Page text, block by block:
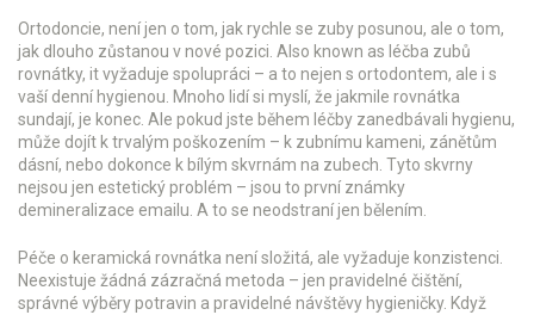
Ortodoncie, není jen o tom, jak rychle se zuby posunou, ale o tom,
jak dlouho zůstanou v nové pozici . Also known as léčba zubů
rovnátky, itvyžaduje spolupráci – a to nejen s ortodontem, ale i s
vaší denní hygienou Mnoho lidí si myslí, že jakmile rovnátka
sundají, je konec. Ale pokud jste během léčby zanedbávali hygienu,
může dojít k trvalým poškozením – k zubnímu kameni, zánětům
dásní, nebo dokonce k bílým skvrnám na zubech. Tyto skvrny
nejsou jen estetický problém – jsou to první známky
demineralizace emailu. A to se neodstraní jen bělením.
Péče o keramická rovnátka není složitá, ale vyžaduje konzistenci.
Neexistuje žádná zázračná metoda – jen pravidelné čištění,
správné výběry potravin a pravidelné návštěvy hygieničky. Když